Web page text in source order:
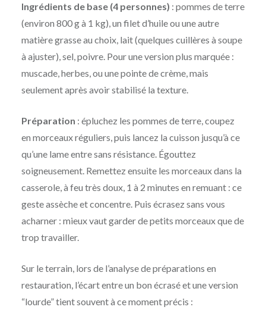
Ingrédients de base (4 personnes) : pommes de terre
(environ 800 g à 1 kg), un filet d’huile ou une autre
matière grasse au choix, lait (quelques cuillères à soupe
à ajuster), sel, poivre. Pour une version plus marquée :
muscade, herbes, ou une pointe de crème, mais
seulement après avoir stabilisé la texture.
Préparation : épluchez les pommes de terre, coupez
en morceaux réguliers, puis lancez la cuisson jusqu’à ce
qu’une lame entre sans résistance. Égouttez
soigneusement. Remettez ensuite les morceaux dans la
casserole, à feu très doux, 1 à 2 minutes en remuant : ce
geste assèche et concentre. Puis écrasez sans vous
acharner : mieux vaut garder de petits morceaux que de
trop travailler.
Sur le terrain, lors de l’analyse de préparations en
restauration, l’écart entre un bon écrasé et une version
“lourde” tient souvent à ce moment précis :